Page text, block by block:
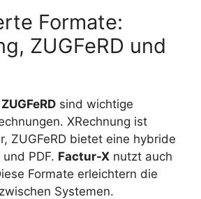
Formate:
ZUGFeRD und
ZUGFeRD sind wichtige
XRechnung ist
ZUGFeRD bietet eine hybride
PDF. Factur-X nutzt auch
Formate erleichtern die
Systemen.